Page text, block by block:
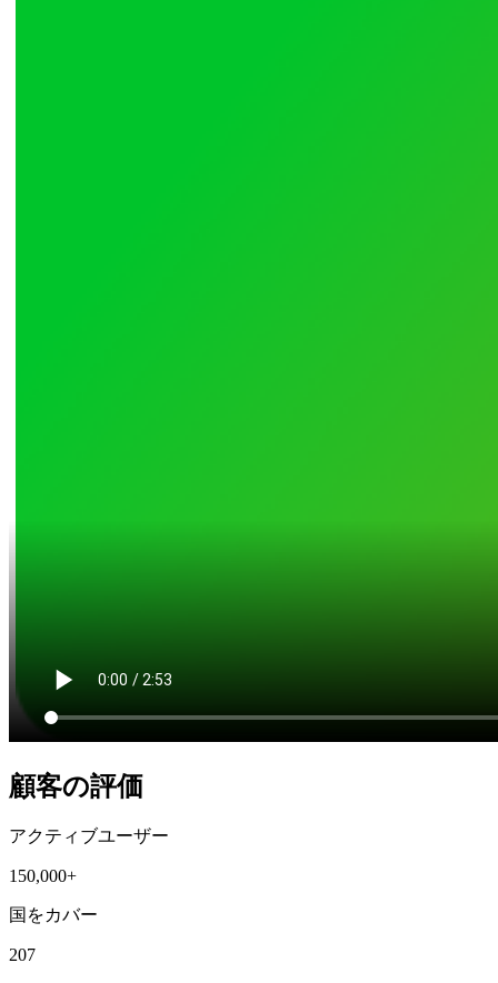
顧客の評価
アクティブユーザー
150,000+
国をカバー
207